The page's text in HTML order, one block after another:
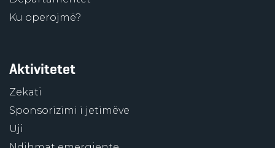
Ku operojmë?
Aktivitetet
Zekati
Sponsorizimi i jetimëve
Uji